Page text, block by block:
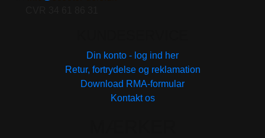
Din konto - log ind her
Retur, fortrydelse og reklamation
Download RMA-formular
Kontakt os